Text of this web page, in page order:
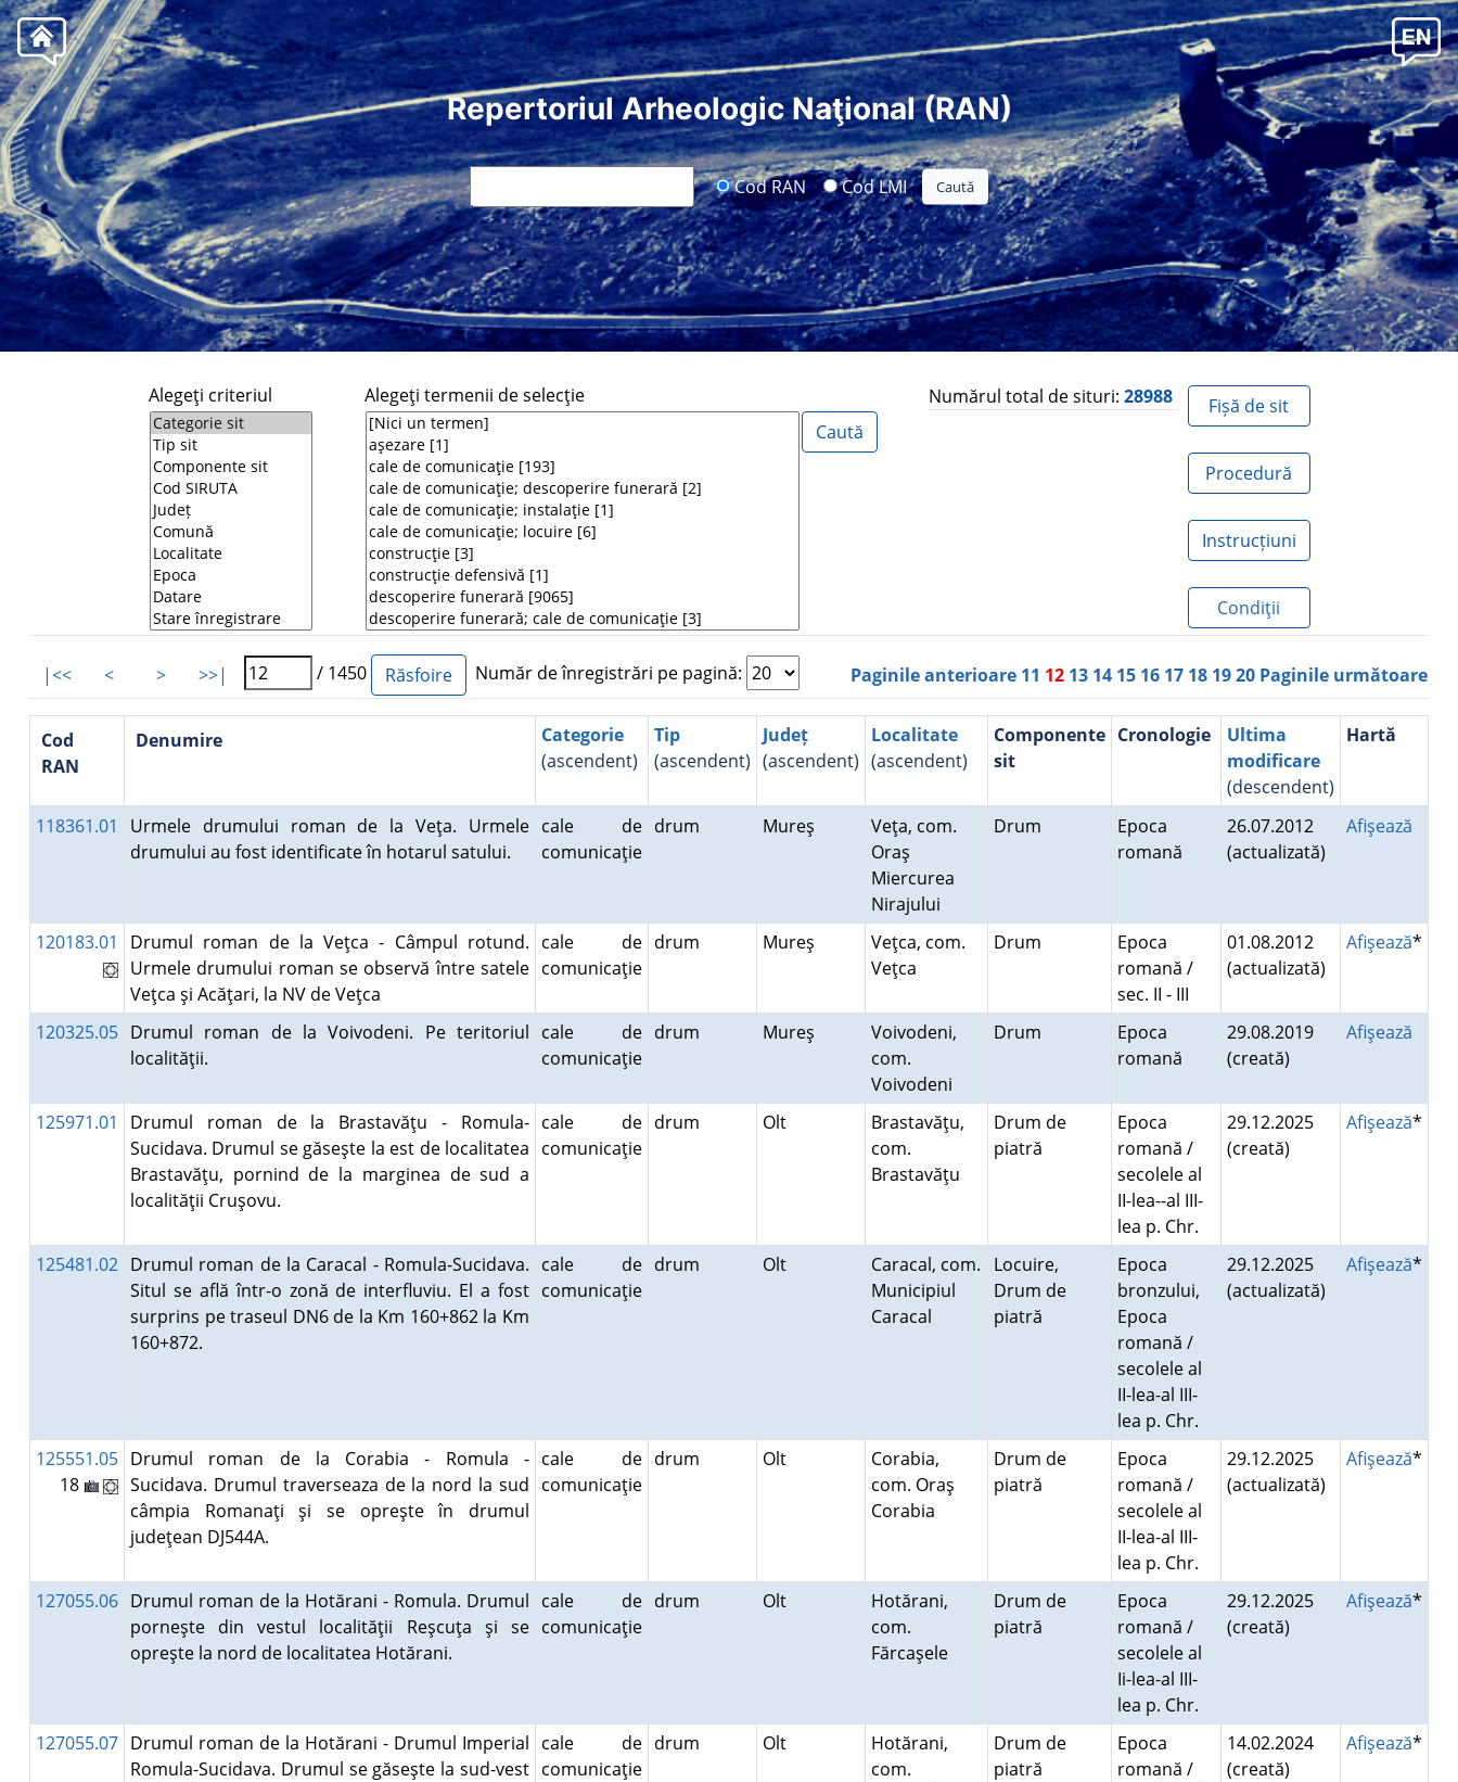
Repertoriul Arheologic Naţional (RAN)
Cod RAN Cod LMI
Alegeţi criteriul Alegeţi termenii de selecţie Numărul total de situri: 28988 Fișă de sit
Procedură
Instrucțiuni
Condiţii
|<< < > >>| / 1450 Număr de înregistrări pe pagină: Paginile anterioare 11 12 13 14 15 16 17 18 1920 Paginile următoare
Cod
RAN
Denumire
Categorie
(ascendent)
Tip
(ascendent)
Județ
(ascendent)
Localitate
(ascendent)
Componente
sit
Cronologie
Ultima
modificare
(descendent)
Hartă
118361.01
Urmele drumului roman de la Veţa. Urmele
drumului au fost identificate în hotarul satului.
cale de
comunicaţie
drum Mureş
Veţa, com.
Oraş
Miercurea
Nirajului
Drum
Epoca
romană
26.07.2012
(actualizată)
Afişează
120183.01
Drumul roman de la Veţca - Câmpul rotund.
Urmele drumului roman se observă între satele
Veţca şi Acăţari, la NV de Veţca
cale de
comunicaţie
drum Mureş
Veţca, com.
Veţca
Drum
Epoca
romană /
sec. II - III
01.08.2012
(actualizată)
Afişează*
120325.05 Drumul roman de la Voivodeni. Pe teritoriul
localităţii.
cale de
comunicaţie
drum Mureş
Voivodeni,
com.
Voivodeni
Drum
Epoca
romană
29.08.2019
(creată)
Afişează
125971.01
Drumul roman de la Brastavăţu - Romula-
Sucidava. Drumul se găseşte la est de localitatea
Brastavăţu, pornind de la marginea de sud a
localităţii Cruşovu.
cale de
comunicaţie
drum Olt
Brastavăţu,
com.
Brastavăţu
Drum de
piatră
Epoca
romană /
secolele al
II-lea--al III-
lea p. Chr.
29.12.2025
(creată)
Afişează*
125481.02 Drumul roman de la Caracal - Romula-Sucidava.
Situl se află într-o zonă de interfluviu. El a fost
surprins pe traseul DN6 de la Km 160+862 la Km
160+872.
cale de
comunicaţie
drum Olt
Caracal, com.
Municipiul
Caracal
Locuire,
Drum de
piatră
Epoca
bronzului,
Epoca
romană /
secolele al
II-lea-al III-
lea p. Chr.
29.12.2025
(actualizată)
Afişează*
125551.05
18
Drumul roman de la Corabia - Romula -
Sucidava. Drumul traverseaza de la nord la sud
câmpia Romanaţi şi se opreşte în drumul
judeţean DJ544A.
cale de
comunicaţie
drum Olt
Corabia,
com. Oraş
Corabia
Drum de
piatră
Epoca
romană /
secolele al
II-lea-al III-
lea p. Chr.
29.12.2025
(actualizată)
Afişează*
127055.06 Drumul roman de la Hotărani - Romula. Drumul
porneşte din vestul localităţii Reşcuţa şi se
opreşte la nord de localitatea Hotărani.
cale de
comunicaţie
drum Olt
Hotărani,
com.
Fărcaşele
Drum de
piatră
Epoca
romană /
secolele al
Ii-lea-al III-
lea p. Chr.
29.12.2025
(creată)
Afişează*
127055.07 Drumul roman de la Hotărani - Drumul Imperial
Romula-Sucidava. Drumul se găseşte la sud-vest
cale de
comunicaţie
drum Olt
Hotărani,
com.
Drum de
piatră
Epoca
romană /
14.02.2024
(creată)
Afişează*